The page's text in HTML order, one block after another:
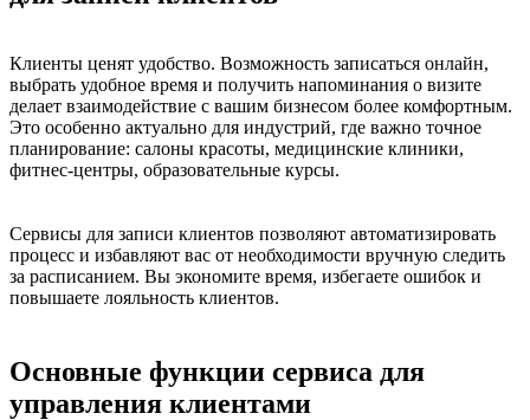
Клиенты ценят удобство. Возможность записаться онлайн,
выбрать удобное время и получить напоминания о визите
делает взаимодействие с вашим бизнесом более комфортным.
Это особенно актуально для индустрий, где важно точное
планирование: салоны красоты, медицинские клиники,
фитнес-центры, образовательные курсы.
Сервисы для записи клиентов позволяют автоматизировать
процесс и избавляют вас от необходимости вручную следить
за расписанием. Вы экономите время, избегаете ошибок и
повышаете лояльность клиентов.
Основные функции сервиса для
управления клиентами